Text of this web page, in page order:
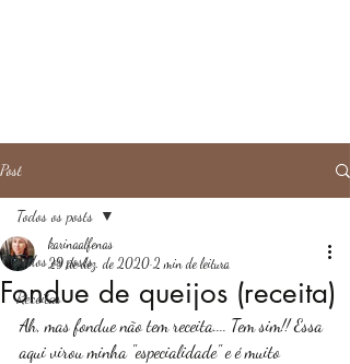
Post
Todos os posts
Receitas
Todos os posts
Fondue de queijos (receita)
karinaalfenas
29 de dez. de 2020 2 min de leitura
Ah, mas fondue não tem receita.... Tem sim!! Essa
aqui virou minha "especialidade" e é muito